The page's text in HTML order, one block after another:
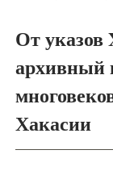
От указов
архивный
Хакасии